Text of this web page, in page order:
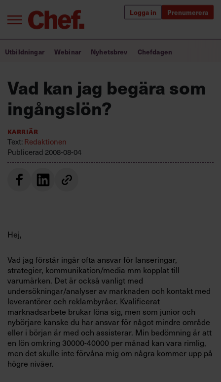
Logga in Prenumerera
Annonsera
Sök
efter:
Bra ledare förändrar världen
Utbildning för ledare
Chefakademin+
Populära utbildningar
Utbildningar Webinar Nyhetsbrev Chefdagen
Vad kan jag begära som
ingångslön?
Karriär
Text:Redaktionen
Publicerad 2008-08-04
Hej,
Vad jag förstår ingår ofta ansvar för lanseringar,
strategier, kommunikation/media mm kopplat till
varumärken. Det är också vanligt med
undersökningar/analyser av marknaden och kontakt med
leverantörer och reklambyråer. Kvalificerat
marknadsarbete brukar löna sig, men som junior och
nybörjare kanske du har ansvar för något mindre område
eller i början är med och assisterar. Min bedömning är att
en lön omkring 30000-40000 per månad kan vara rimlig,
men det skulle inte förvåna mig om några kommer upp på
högre nivåer.